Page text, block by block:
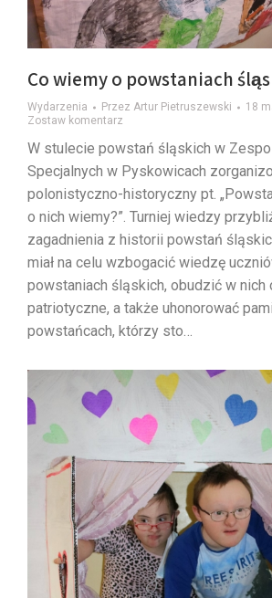
Co wiemy o powstaniach
Wydarzenia Przez Artur Pietruszewski
18
Zostaw komentarz
W stulecie powstań śląskich w
Specjalnych w Pyskowicach
polonistyczno-historyczny pt.
o nich wiemy?”. Turniej wiedzy
zagadnienia z historii powstań
miał na celu wzbogacić wiedzę
powstaniach śląskich, obudzić w nich
patriotyczne, a także uhonorować
powstańcach, którzy sto…